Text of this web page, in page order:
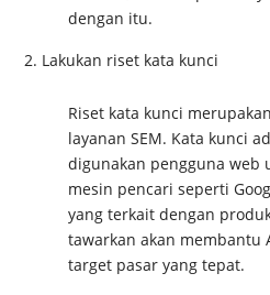
dengan itu.
Lakukan riset kata kunci
Riset kata kunci
layanan SEM. Kata kunci
digunakan pengguna
mesin pencari seperti
yang terkait dengan
tawarkan akan membantu
target pasar yang tepat.